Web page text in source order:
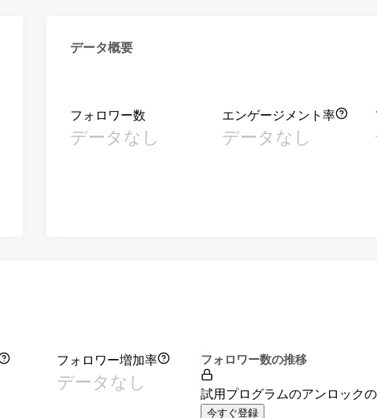
データ概要
フォロワー数
データなし
エンゲージメント率
データなし
フォロワー増加率
データなし
フォロワー数の推移
試用プログラムのアンロックの
今すぐ登録